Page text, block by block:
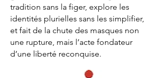
tradition sans la figer, explore les
identités plurielles sans les simplifier,
et fait de la chute des masques non
une rupture, mais l’acte fondateur
d’une liberté reconquise.